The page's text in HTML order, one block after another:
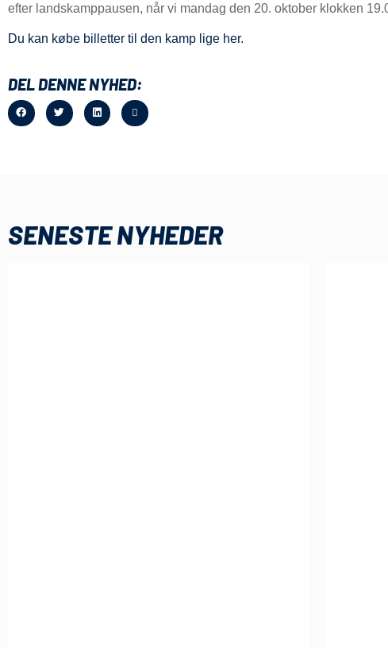
efter landskamppausen, når vi mandag den 20. oktober klokken
Du kan købe billetter til den kamp lige her.
DEL DENNE NYHED:
SENESTE NYHEDER